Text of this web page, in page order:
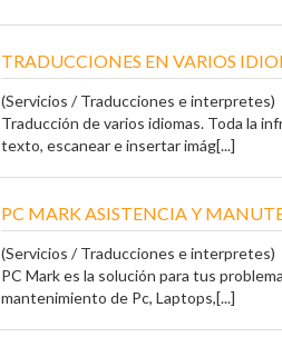
TRADUCCIONES EN VARIOS
(Servicios / Traducciones e interpretes)
Traducción de varios idiomas. Toda la
texto, escanear e insertar imág[...]
PC MARK ASISTENCIA Y
(Servicios / Traducciones e interpretes)
PC Mark es la solución para tus
mantenimiento de Pc, Laptops,[...]